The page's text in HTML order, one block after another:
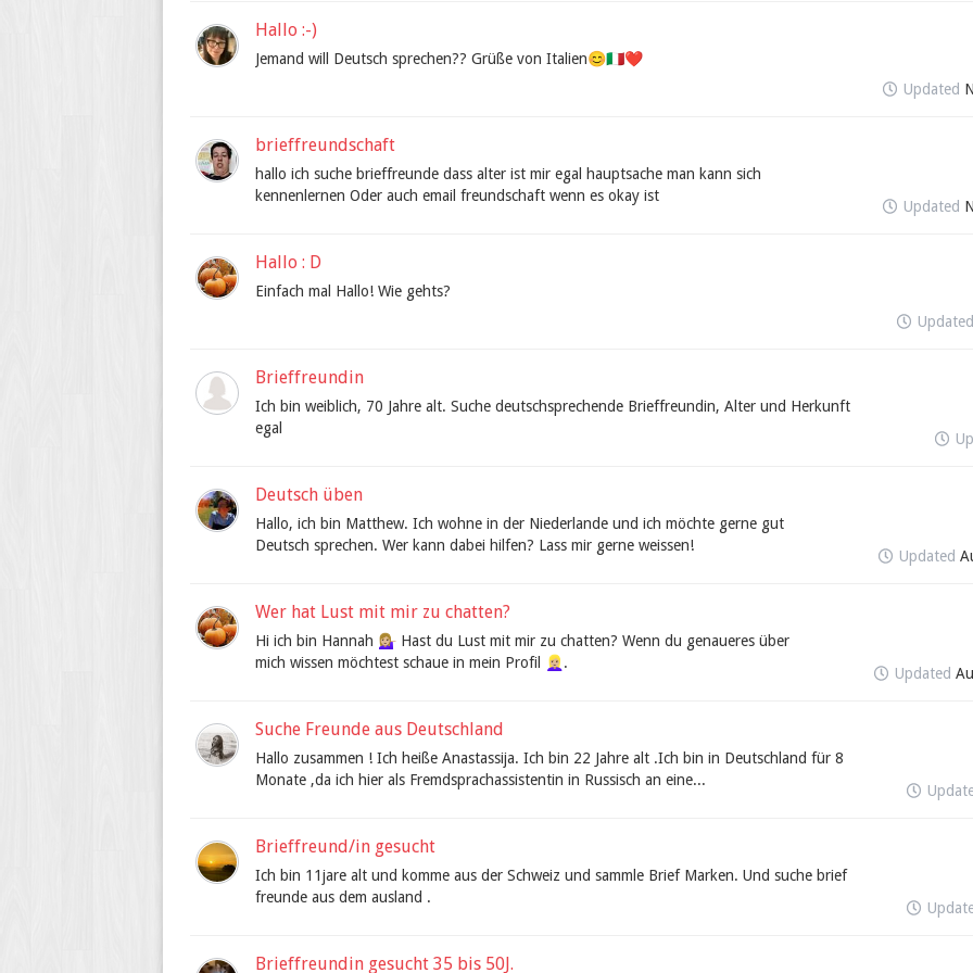
Hallo :-)
Jemand will Deutsch sprechen?? Grüße von Italien😊🇮🇹❤️
Updated
brieffreundschaft
hallo ich suche brieffreunde dass alter ist mir egal hauptsache man kann sich
kennenlernen Oder auch email freundschaft wenn es okay ist
Updated
Hallo : D
Einfach mal Hallo! Wie gehts?
Brieffreundin
Ich bin weiblich, 70 Jahre alt. Suche deutschsprechende Brieffreundin, Alter und Herkunft
egal
Deutsch üben
Hallo, ich bin Matthew. Ich wohne in der Niederlande und ich möchte gerne gut
Deutsch sprechen. Wer kann dabei hilfen? Lass mir gerne weissen!
Updated
Wer hat Lust mit mir zu chatten?
Hi ich bin Hannah 💁🏼‍♀️ Hast du Lust mit mir zu chatten? Wenn du genaueres über
mich wissen möchtest schaue in mein Profil 👱🏼‍♀️.
Updated
Suche Freunde aus Deutschland
Hallo zusammen ! Ich heiße Anastassija. Ich bin 22 Jahre alt .Ich bin in Deutschland für 8
Monate ,da ich hier als Fremdsprachassistentin in Russisch an eine...
Brieffreund/in gesucht
Ich bin 11jare alt und komme aus der Schweiz und sammle Brief Marken. Und suche brief
freunde aus dem ausland .
Brieffreundin gesucht 35 bis 50J.